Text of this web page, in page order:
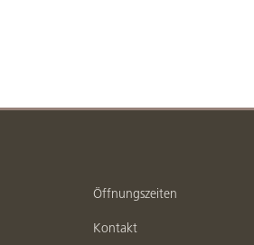
Öffnungszeiten
Kontakt